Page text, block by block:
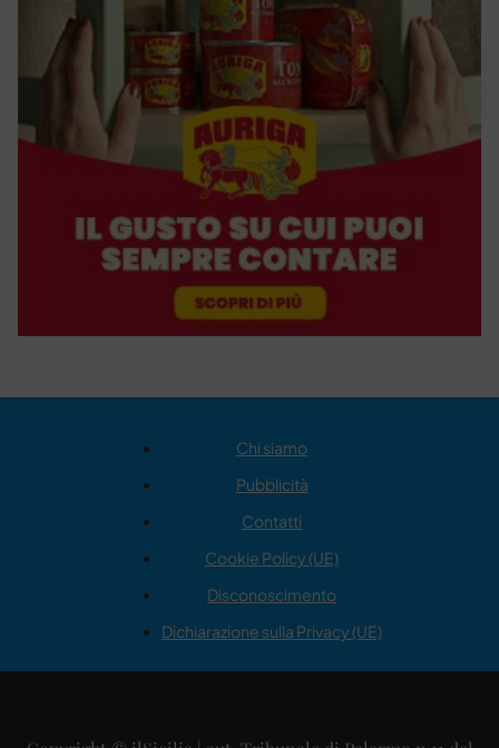
Chi siamo
Pubblicità
Contatti
Cookie Policy (UE)
Disconoscimento
Dichiarazione sulla Privacy (UE)